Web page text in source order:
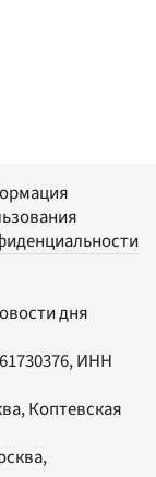
дня
ИНН
Коптевская
,